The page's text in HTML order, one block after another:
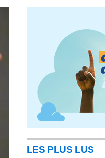
LES PLUS LUS